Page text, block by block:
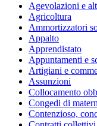
Agevolazioni e
Agricoltura
Ammortizzatori
Appalto
Apprendistato
Appuntamenti e
Artigiani e
Assunzioni
Collocamento
Congedi di
Contenzioso,